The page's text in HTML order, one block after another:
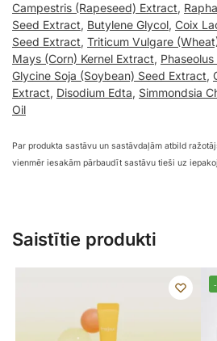
Campestris (Rapeseed) Extract,
Seed Extract, Butylene Glycol, Coix
Seed Extract, Triticum Vulgare
Mays (Corn) Kernel Extract,
Glycine Soja (Soybean) Seed Extract,
Extract, Disodium Edta, Simmondsia
Oil
Par produkta sastāvu un sastāvdaļām atbild
vienmēr iesakām pārbaudīt sastāvu tieši uz
Saistītie produkti